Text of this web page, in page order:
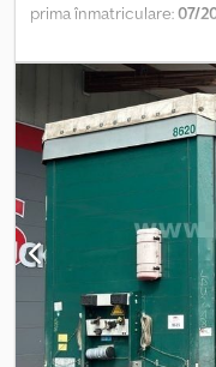
prima înmatriculare:07/
, lățimea
spațiu de încărcare:
4.000 mm, Dotări:
Prelată Edscha *
de depozitare stânga &
Ne rezervăm dreptul la